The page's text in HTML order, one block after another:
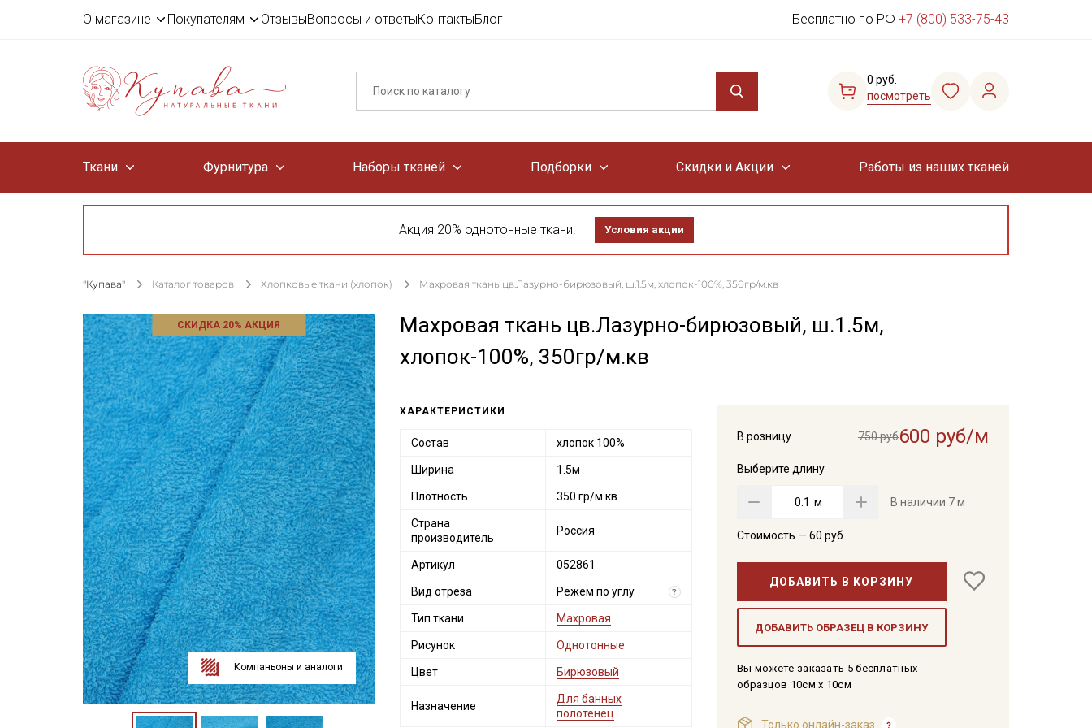
О магазине Покупателям ОтзывыВопросы и ответыКонтактыБлог Бесплатно по РФ +7 (800) 533-75-43
0 руб.
посмотреть
Ткани Фурнитура Наборы тканей Подборки Скидки и Акции Работы из наших тканей
Акция 20% однотонные ткани! Условия акции
"Купава" Каталог товаров Хлопковые ткани (хлопок) Махровая ткань цв.Лазурно-бирюзовый, ш.1.5м, хлопок-100%, 350гр/м.кв
СКИДКА 20% АКЦИЯ
Компаньоны и аналоги
Махровая ткань цв.Лазурно-бирюзовый, ш.1.5м,
хлопок-100%, 350гр/м.кв
В розницу 750 руб600 руб/м
Выберите длину
м В наличии 7 м
Стоимость — 60 руб
ДОБАВИТЬ В КОРЗИНУ
ДОБАВИТЬ ОБРАЗЕЦ В КОРЗИНУ
Вы можете заказать 5 бесплатных
образцов 10см x 10см
Только онлайн-заказ
ХАРАКТЕРИСТИКИ
Состав хлопок 100%
Ширина 1.5м
Плотность 350 гр/м.кв
Страна
производитель
Россия
Артикул 052861
Вид отреза Режем по углу ?
Тип ткани Махровая
Рисунок Однотонные
Цвет Бирюзовый
Назначение
Для банных
полотенец